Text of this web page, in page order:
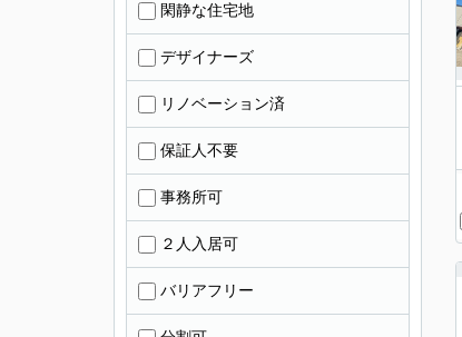
閑静な住宅地
デザイナーズ
リノベーション済
保証人不要
事務所可
２人入居可
バリアフリー